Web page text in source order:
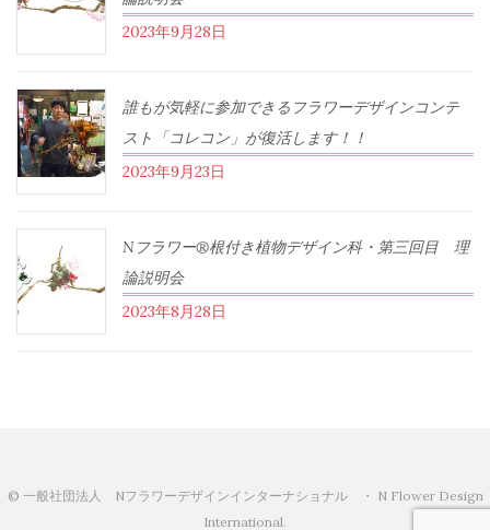
2023年9月28日
誰もが気軽に参加できるフラワーデザインコンテ
スト「コレコン」が復活します！！
2023年9月23日
Nフラワー®根付き植物デザイン科・第三回目 理
論説明会
2023年8月28日
© 一般社団法人 Nフラワーデザインインターナショナル ・ N Flower Design
International.